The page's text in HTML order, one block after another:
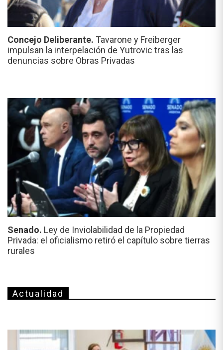
Concejo Deliberante. Tavarone y Freiberger
impulsan la interpelación de Yutrovic tras las
denuncias sobre Obras Privadas
Senado. Ley de Inviolabilidad de la Propiedad
Privada: el oficialismo retiró el capítulo sobre tierras
rurales
Actualidad